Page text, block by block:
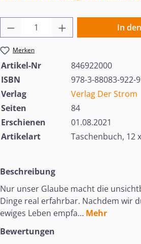
Produkt Anzahl: Gib den
In
Merken
Artikel-Nr
846922000
ISBN
978-3-88083-922-9
Verlag
Verlag Der Strom
Seiten
84
Erschienen
01.08.2021
Artikelart
Taschenbuch, 12
Beschreibung
Nur unser Glaube macht die
Dinge real erfahrbar. Nachdem wir
ewiges Leben empfa… Mehr
Bewertungen